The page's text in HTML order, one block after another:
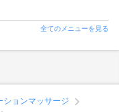
全てのメニューを見る
ションマッサージ